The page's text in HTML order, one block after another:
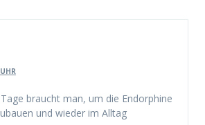
braucht man, um die Endorphine
und wieder im Alltag